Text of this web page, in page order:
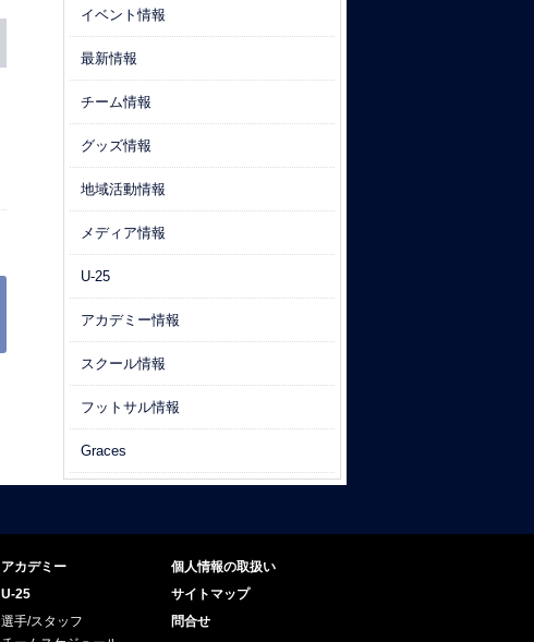
イベント情報
最新情報
チーム情報
グッズ情報
地域活動情報
メディア情報
U-25
アカデミー情報
スクール情報
フットサル情報
Graces
アカデミー
U-25
選手/スタッフ
個人情報の取扱い
サイトマップ
問合せ